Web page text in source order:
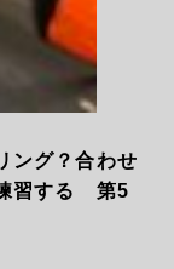
ング？合わせ
習する 第5